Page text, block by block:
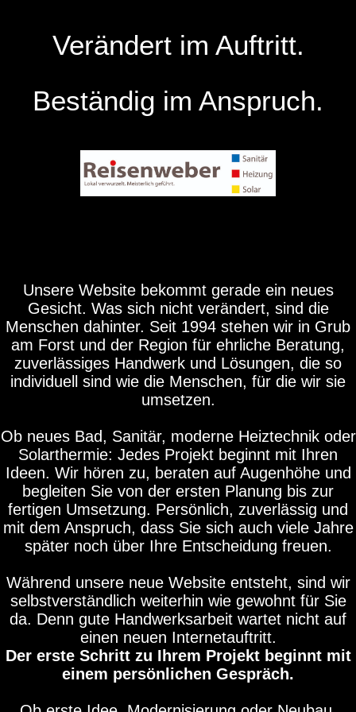
Verändert im Auftritt.
Beständig im Anspruch.
Unsere Website bekommt gerade ein neues
Gesicht. Was sich nicht verändert, sind die
Menschen dahinter. Seit 1994 stehen wir in Grub
am Forst und der Region für ehrliche Beratung,
zuverlässiges Handwerk und Lösungen, die so
individuell sind wie die Menschen, für die wir sie
umsetzen.
Ob neues Bad, Sanitär, moderne Heiztechnik oder
Solarthermie: Jedes Projekt beginnt mit Ihren
Ideen. Wir hören zu, beraten auf Augenhöhe und
begleiten Sie von der ersten Planung bis zur
fertigen Umsetzung. Persönlich, zuverlässig und
mit dem Anspruch, dass Sie sich auch viele Jahre
später noch über Ihre Entscheidung freuen.
Während unsere neue Website entsteht, sind wir
selbstverständlich weiterhin wie gewohnt für Sie
da. Denn gute Handwerksarbeit wartet nicht auf
einen neuen Internetauftritt.
Der erste Schritt zu Ihrem Projekt beginnt mit
einem persönlichen Gespräch.